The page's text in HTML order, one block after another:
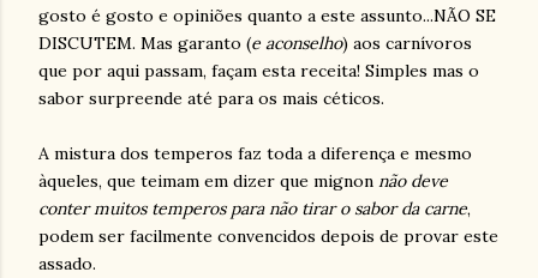
gosto é gosto e opiniões quanto a este assunto...NÃO SE
DISCUTEM. Mas garanto (e aconselho) aos carnívoros
que por aqui passam, façam esta receita! Simples mas o
sabor surpreende até para os mais céticos.
A mistura dos temperos faz toda a diferença e mesmo
àqueles, que teimam em dizer que mignon não deve
conter muitos temperos para não tirar o sabor da carne,
podem ser facilmente convencidos depois de provar este
assado.